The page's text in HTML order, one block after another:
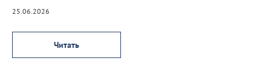
25.06.2026
Читать